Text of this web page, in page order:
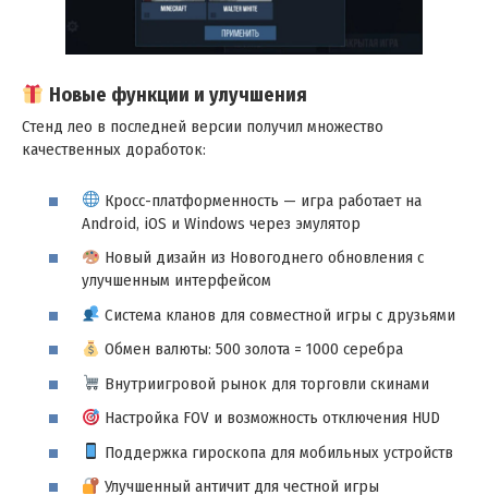
Новые функции и улучшения
Стенд лео в последней версии получил множество
качественных доработок:
Кросс-платформенность — игра работает на
Android, iOS и Windows через эмулятор
Новый дизайн из Новогоднего обновления с
улучшенным интерфейсом
Система кланов для совместной игры с друзьями
Обмен валюты: 500 золота = 1000 серебра
Внутриигровой рынок для торговли скинами
Настройка FOV и возможность отключения HUD
Поддержка гироскопа для мобильных устройств
Улучшенный античит для честной игры